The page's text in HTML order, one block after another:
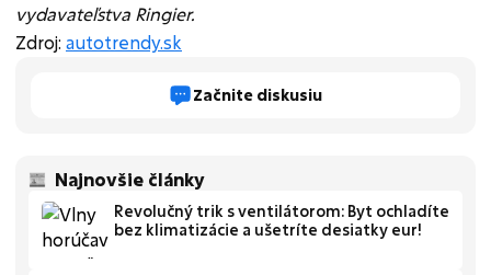
vydavateľstva Ringier.
Zdroj: autotrendy.sk
Začnite diskusiu
Najnovšie články
Revolučný trik s ventilátorom: Byt ochladíte
bez klimatizácie a ušetríte desiatky eur!